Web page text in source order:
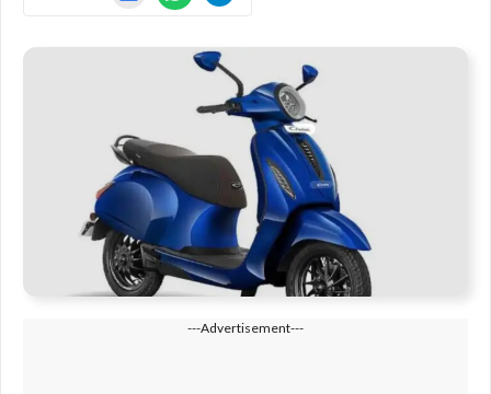
---Advertisement---